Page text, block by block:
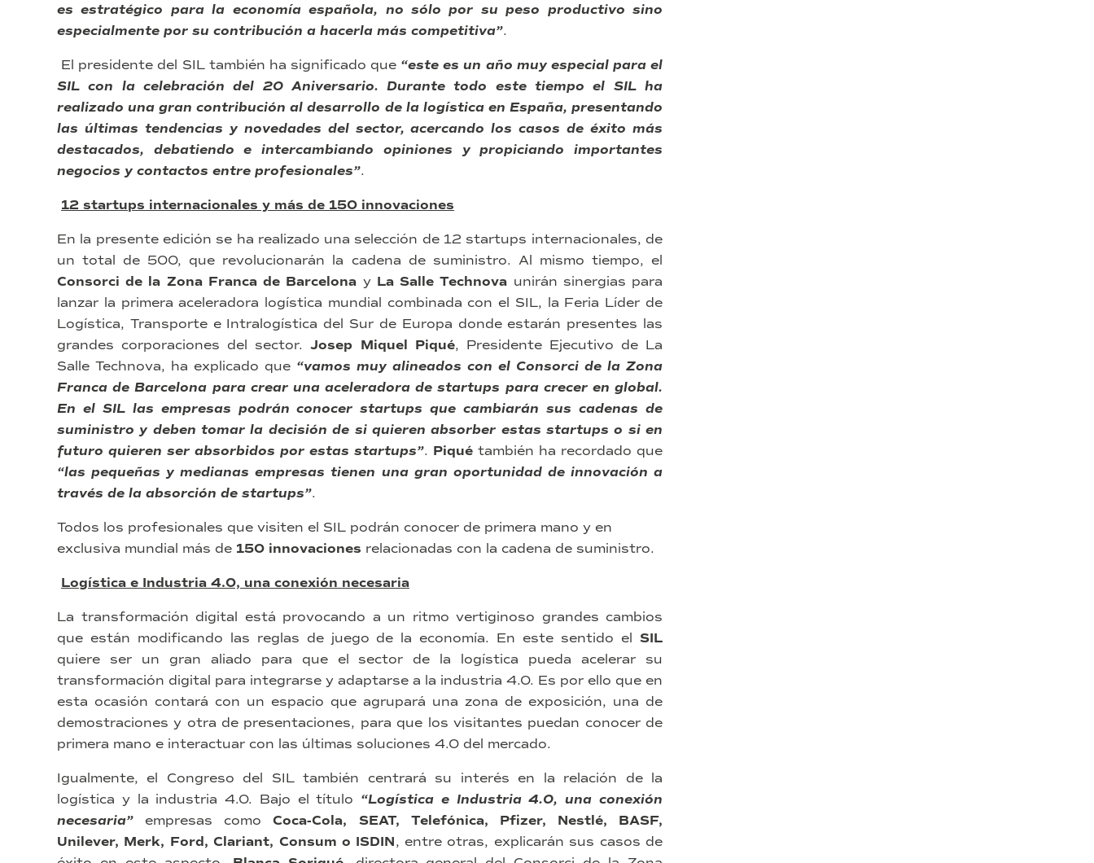
es estratégico para la economía española, no sólo por su peso productivo sino
especialmente por su contribución a hacerla más competitiva”.
El presidente del SIL también ha significado que “este es un año muy especial para el
SIL con la celebración del 20 Aniversario. Durante todo este tiempo el SIL ha
realizado una gran contribución al desarrollo de la logística en España, presentando
las últimas tendencias y novedades del sector, acercando los casos de éxito más
destacados, debatiendo e intercambiando opiniones y propiciando importantes
negocios y contactos entre profesionales”.
12 startups internacionales y más de 150 innovaciones
En la presente edición se ha realizado una selección de 12 startups internacionales, de
un total de 500, que revolucionarán la cadena de suministro. Al mismo tiempo, el
Consorci de la Zona Franca de Barcelona y La Salle Technova unirán sinergias para
lanzar la primera aceleradora logística mundial combinada con el SIL, la Feria Líder de
Logística, Transporte e Intralogística del Sur de Europa donde estarán presentes las
grandes corporaciones del sector.Josep Miquel Piqué, Presidente Ejecutivo de La
Salle Technova, ha explicado que “vamos muy alineados con el Consorci de la Zona
Franca de Barcelona para crear una aceleradora de startups para crecer en global.
En el SIL las empresas podrán conocer startups que cambiarán sus cadenas de
suministro y deben tomar la decisión de si quieren absorber estas startups o si en
futuro quieren ser absorbidos por estas startups”. Piqué también ha recordado que
“las pequeñas y medianas empresas tienen una gran oportunidad de innovación a
través de la absorción de startups”.
Todos los profesionales que visiten el SIL podrán conocer de primera mano y en
exclusiva mundial más de 150 innovaciones relacionadas con la cadena de suministro.
Logística e Industria 4.0, una conexión necesaria
La transformación digital está provocando a un ritmo vertiginoso grandes cambios
que están modificando las reglas de juego de la economía. En este sentido el SIL
quiere ser un gran aliado para que el sector de la logística pueda acelerar su
transformación digital para integrarse y adaptarse a la industria 4.0. Es por ello que en
esta ocasión contará con un espacio que agrupará una zona de exposición, una de
demostraciones y otra de presentaciones, para que los visitantes puedan conocer de
primera mano e interactuar con las últimas soluciones 4.0 del mercado.
Igualmente, el Congreso del SIL también centrará su interés en la relación de la
logística y la industria 4.0. Bajo el título “Logística e Industria 4.0, una conexión
necesaria” empresas comoCoca-Cola, SEAT, Telefónica, Pfizer, Nestlé, BASF,
Unilever, Merk, Ford, Clariant, Consum o ISDIN, entre otras, explicarán sus casos de